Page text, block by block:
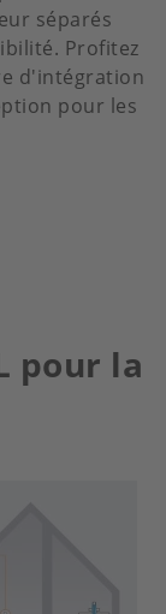
séparés
Profitez
d'intégration
pour les
pour la